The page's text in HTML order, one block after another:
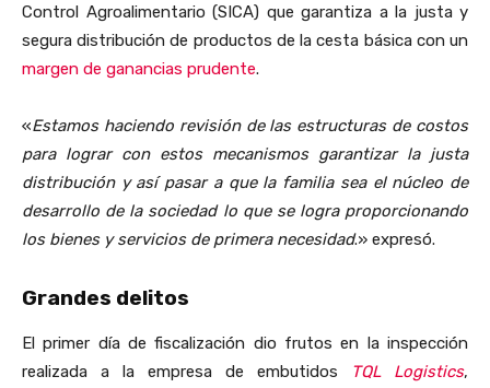
Control Agroalimentario (SICA) que garantiza a la justa y
segura distribución de productos de la cesta básica con un
margen de ganancias prudente.
«Estamos haciendo revisión de las estructuras de costos
para lograr con estos mecanismos garantizar la justa
distribución y así pasar a que la familia sea el núcleo de
desarrollo de la sociedad lo que se logra proporcionando
los bienes y servicios de primera necesidad.» expresó.
Grandes delitos
El primer día de fiscalización dio frutos en la inspección
realizada a la empresa de embutidos
TQL Logistics,